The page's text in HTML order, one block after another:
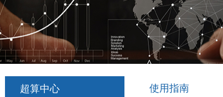
超算中心 使用指南